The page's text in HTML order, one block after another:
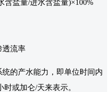
含盐量/进水含盐量)×100%
透流率
的产水能力，即单位时间内
或加仑/天来表示。